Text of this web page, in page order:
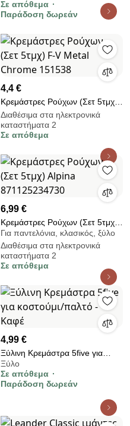
Σε απόθεμα
Παράδοση δωρεάν
4,4 €
Κρεμάστρες Ρούχων (Σετ 5τμχ)
F-V Metal Chrome 151538
Διαθέσιμα στα ηλεκτρονικά
καταστήματα 2
Σε απόθεμα
6,99 €
Κρεμάστρες Ρούχων (Σετ 5τμχ)
Alpina 871125234730
Για παντελόνια, κλασικός, ξύλο
Διαθέσιμα στα ηλεκτρονικά
καταστήματα 2
Σε απόθεμα
4,99 €
Ξύλινη Κρεμάστρα 5five για
κοστούμι/παλτό - Καφέ
Ξύλο
Σε απόθεμα
Παράδοση δωρεάν